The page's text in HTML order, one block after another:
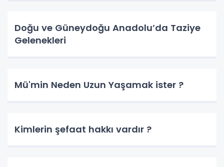
Doğu ve Güneydoğu Anadolu’da Taziye
Gelenekleri
Mü'min Neden Uzun Yaşamak ister ?
Kimlerin şefaat hakkı vardır ?